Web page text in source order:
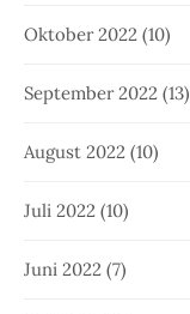
Oktober 2022 (10)
September 2022 (13)
August 2022 (10)
Juli 2022 (10)
Juni 2022 (7)